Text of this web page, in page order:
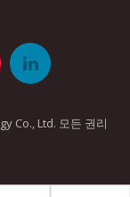
Co., Ltd. 모든 권리